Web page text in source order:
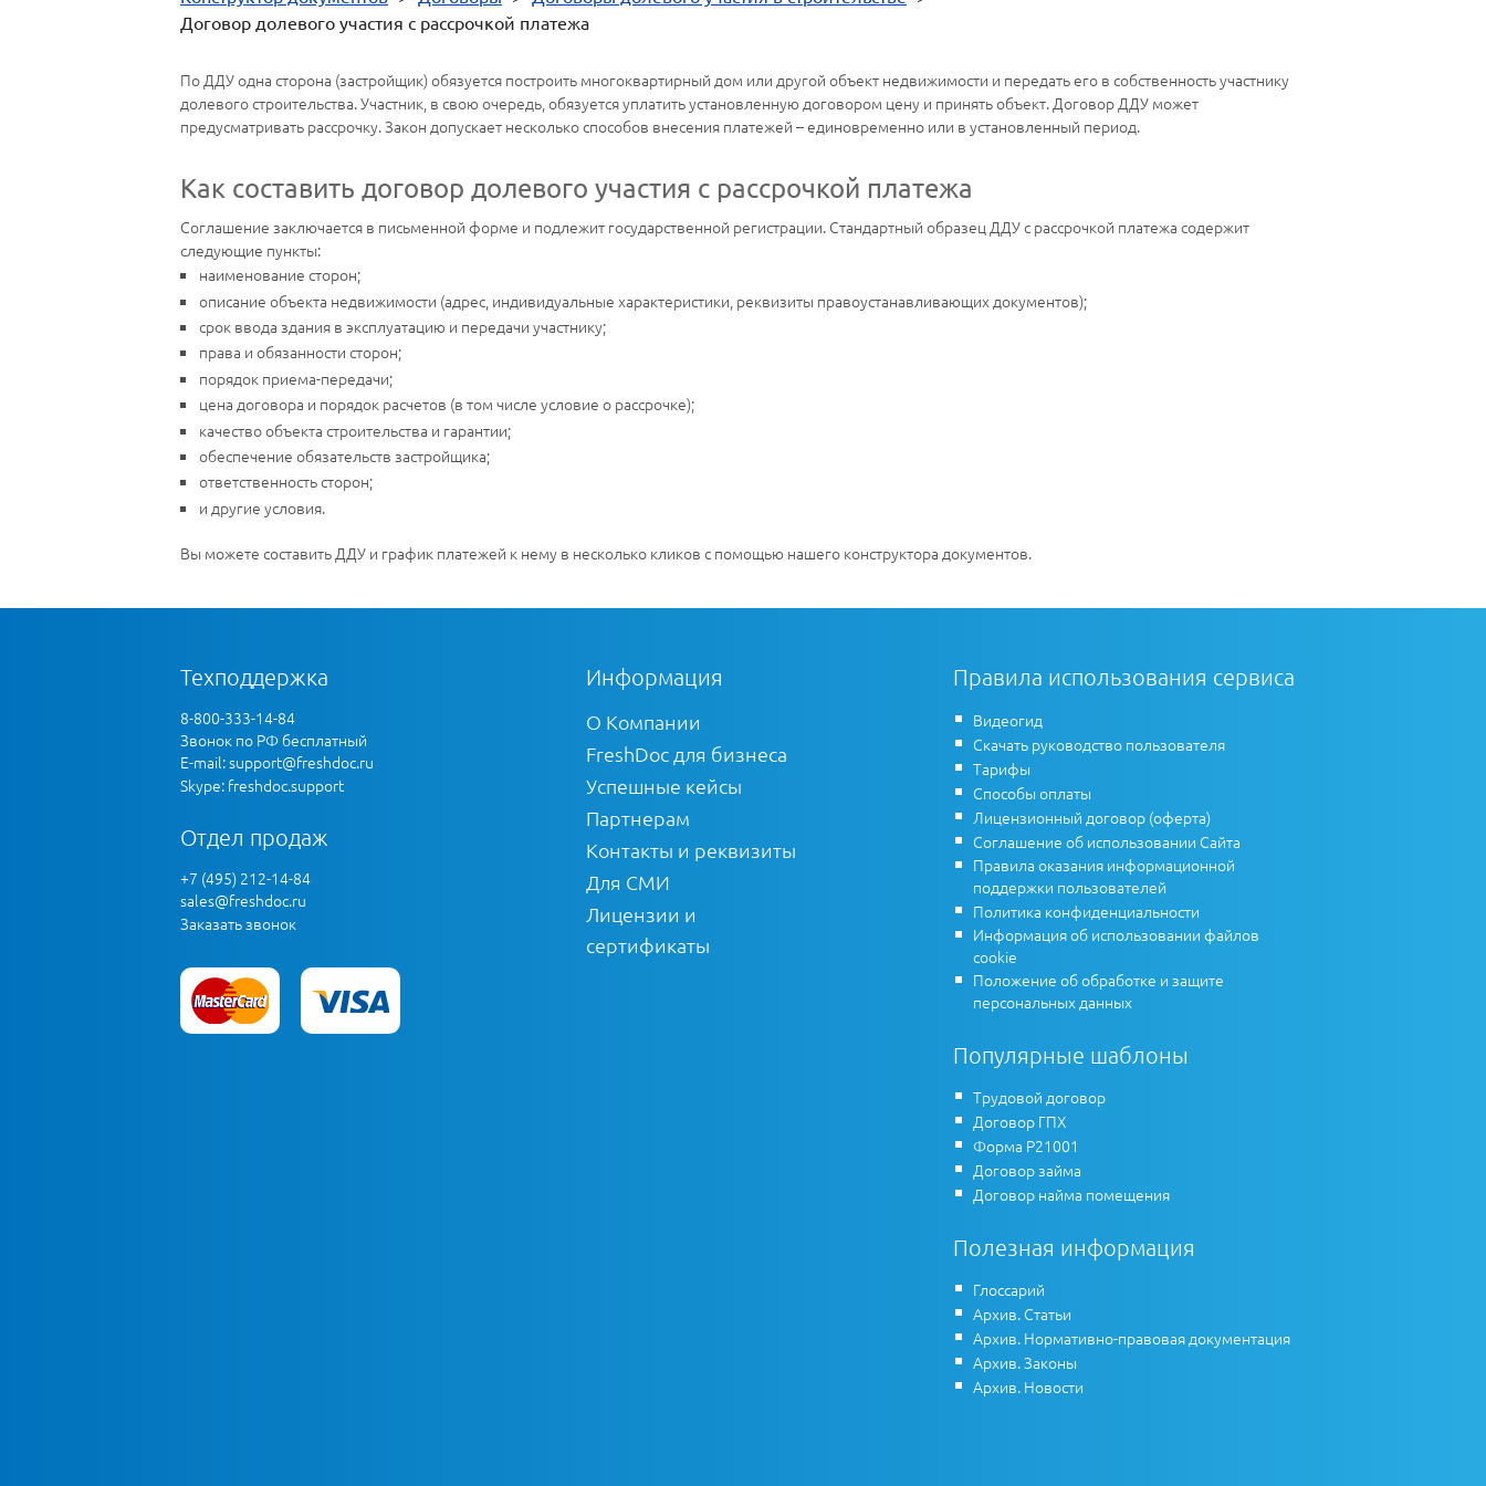
Договор долевого участия с рассрочкой платежа
По ДДУ одна сторона (застройщик) обязуется построить многоквартирный дом или другой объект недвижимости и передать его в собственность участнику
долевого строительства. Участник, в свою очередь, обязуется уплатить установленную договором цену и принять объект. Договор ДДУ может
предусматривать рассрочку. Закон допускает несколько способов внесения платежей – единовременно или в установленный период.
Как составить договор долевого участия с рассрочкой платежа
Соглашение заключается в письменной форме и подлежит государственной регистрации. Стандартный образец ДДУ с рассрочкой платежа содержит
следующие пункты:
наименование сторон;
описание объекта недвижимости (адрес, индивидуальные характеристики, реквизиты правоустанавливающих документов);
срок ввода здания в эксплуатацию и передачи участнику;
права и обязанности сторон;
порядок приема-передачи;
цена договора и порядок расчетов (в том числе условие о рассрочке);
качество объекта строительства и гарантии;
обеспечение обязательств застройщика;
ответственность сторон;
и другие условия.
Вы можете составить ДДУ и график платежей к нему в несколько кликов с помощью нашего конструктора документов.
Техподдержка
8-800-333-14-84
Звонок по РФ бесплатный
E-mail:support@freshdoc.ru
Skype: freshdoc.support
Отдел продаж
+7 (495) 212-14-84
sales@freshdoc.ru
Заказать звонок
Информация
О Компании
FreshDoc для бизнеса
Успешные кейсы
Партнерам
Контакты и реквизиты
Для СМИ
Лицензии и
сертификаты
Правила использования сервиса
Видеогид
Скачать руководство пользователя
Тарифы
Способы оплаты
Лицензионный договор (оферта)
Соглашение об использовании Сайта
Правила оказания информационной
поддержки пользователей
Политика конфиденциальности
Информация об использовании файлов
cookie
Положение об обработке и защите
персональных данных
Популярные шаблоны
Трудовой договор
Договор ГПХ
Форма Р21001
Договор займа
Договор найма помещения
Полезная информация
Глоссарий
Архив. Статьи
Архив. Нормативно-правовая документация
Архив. Законы
Архив. Новости